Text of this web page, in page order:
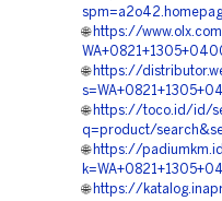
🌐 https://
🌐 https://
🌐 https://toco.id/id/
q=product/
🌐 https://
🌐 https://